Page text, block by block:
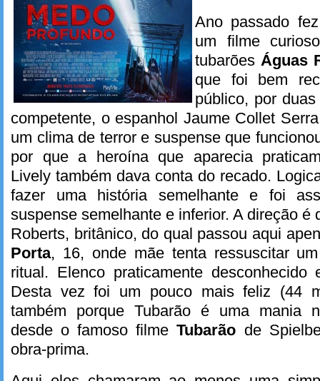
Ano passado
um filme
tubarões Águas
que foi bem
público, por
competente, o espanhol Jaume Collet
um clima de terror e suspense que
por que a heroína que aparecia
Lively também dava conta do recado.
fazer uma história semelhante e foi
suspense semelhante e inferior. A direção é
Roberts, britânico, do qual passou aqui
Porta, 16, onde mãe tenta ressuscitar
ritual. Elenco praticamente
Desta vez foi um pouco mais feliz (44
também porque Tubarão é uma mania
desde o famoso filmeTubarão de
obra-prima.